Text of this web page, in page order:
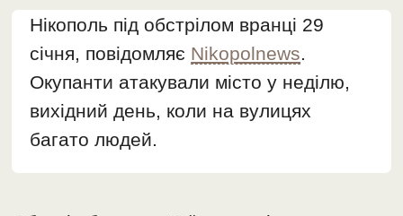
Нікополь під обстрілом вранці 29
січня, повідомляє Nikopolnews.
Окупанти атакували місто у неділю,
вихідний день, коли на вулицях
багато людей.